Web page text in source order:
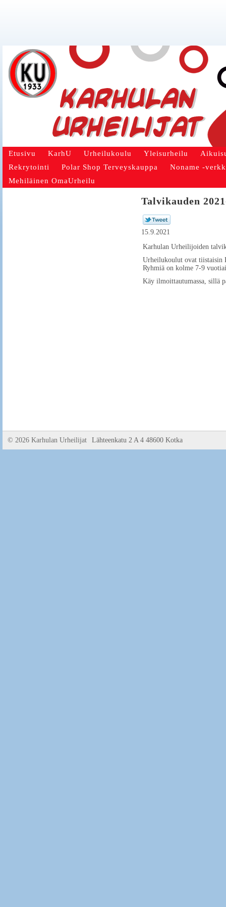
Etusivu KarhU Urheilukoulu Yleisurheilu
Rekrytointi
Polar Shop Terveyskauppa
Noname -
Mehiläinen OmaUrheilu
Talvikauden
15.9.2021
Karhulan Urheilijoiden
Urheilukoulut ovat tiistaisin
Ryhmiä on kolme 7-9
Käy ilmoittautumassa, sillä
© 2026 Karhulan Urheilijat Lähteenkatu 2 A 4 48600 Kotka